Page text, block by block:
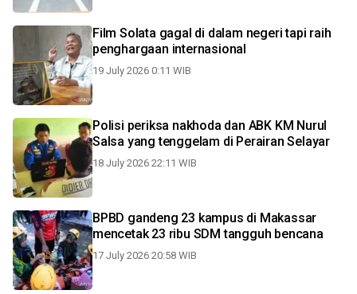
Film Solata gagal di dalam negeri tapi raih
penghargaan internasional
19 July 2026 0:11 WIB
Polisi periksa nakhoda dan ABK KM Nurul
Salsa yang tenggelam di Perairan Selayar
18 July 2026 22:11 WIB
BPBD gandeng 23 kampus di Makassar
mencetak 23 ribu SDM tangguh bencana
17 July 2026 20:58 WIB